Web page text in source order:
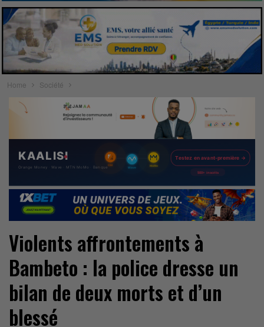
Home Société
Violents affrontements à
Bambeto : la police dresse un
bilan de deux morts et d’un
blessé